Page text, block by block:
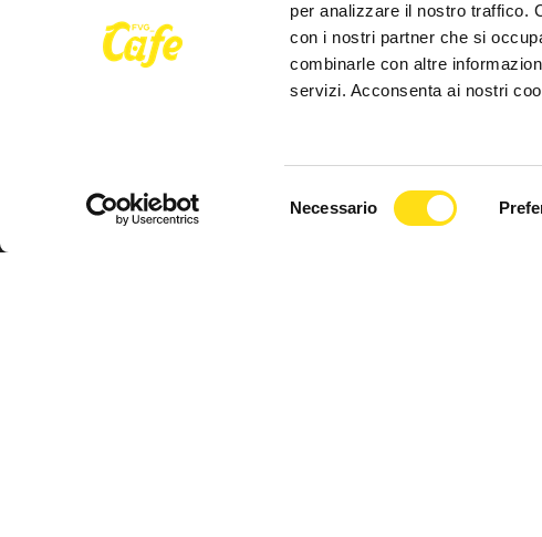
per analizzare il nostro traffico.
con i nostri partner che si
combinarle con altre
servizi. Acconsenta ai nostri
Necessario
redazione@fvgcafe.it